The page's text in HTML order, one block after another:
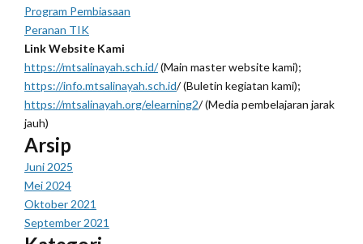
Program Pembiasaan
Peranan TIK
Link Website Kami
https://mtsalinayah.sch.id/(Main master website kami);
https://info.mtsalinayah.sch.id/ (Buletin kegiatan kami);
https://mtsalinayah.org/elearning2/ (Media pembelajaran jarak
jauh)
Arsip
Juni 2025
Mei 2024
Oktober 2021
September 2021